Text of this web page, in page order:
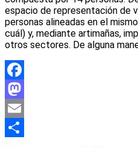
espacio de representación de
personas alineadas en el
cuál) y, mediante artimañas,
otros sectores. De alguna
Facebook
Mastodon
Email